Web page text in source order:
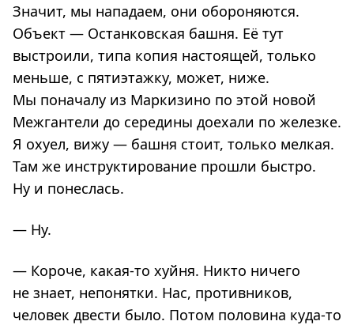
Значит, мы нападаем, они обороняются.
Объект — Останковская башня. Её тут
выстроили, типа копия настоящей, только
меньше, с пятиэтажку, может, ниже.
Мы поначалу из Маркизино по этой новой
Межгантели до середины доехали по железке.
Я охуел, вижу — башня стоит, только мелкая.
Там же инструктирование прошли быстро.
Ну и понеслась.
— Ну.
— Короче, какая-то хуйня. Никто ничего
не знает, непонятки. Нас, противников,
человек двести было. Потом половина куда-то